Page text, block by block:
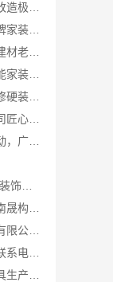
宁波雅美和居建材科技：老牌家装改造新房整装
湖南装修公司湖南美学筑家建材老房翻新，湖南美学筑家建材有限公司焕新你的生活
同城快装：武昌拎包入住智能家装省心
福建尚艺空间：新房家庭装修硬装施工服务
嘉兴美居乐建材科技有限公司匠心施工
珠三角靠谱空间设计优惠活动，广东鼎饰空间装饰
绍兴本地家装别墅-绍兴卓鑫装饰材料有限公司专注别墅家装
海南万赢饰家新型建筑材料有限公司，局部改造居室报价明细